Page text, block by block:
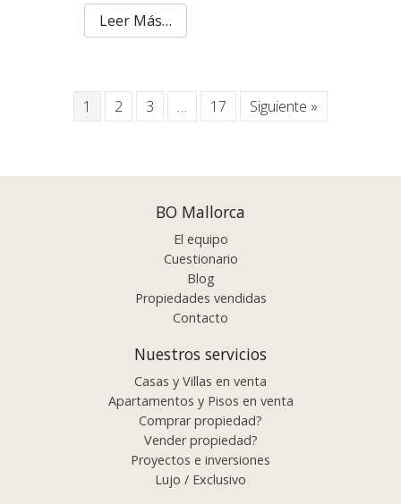
Leer Más…
1 2 3 … 17 Siguiente »
BO Mallorca
El equipo
Cuestionario
Blog
Propiedades vendidas
Contacto
Nuestros servicios
Casas y Villas en venta
Apartamentos y Pisos en venta
Comprar propiedad?
Vender propiedad?
Proyectos e inversiones
Lujo / Exclusivo